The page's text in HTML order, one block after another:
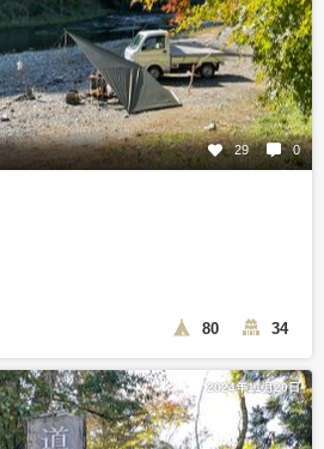
29 0
80 34
2024年11月20日